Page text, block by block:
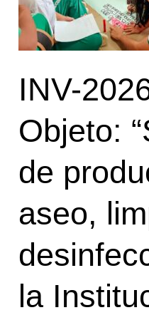
INV-
Objeto:
de
aseo,
la
productos
de
limpieza
y
desinfección
para
Institución
La